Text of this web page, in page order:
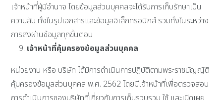
เจ้าหน้าที่ผู้มีอำนาจ โดยข้อมูลส่วนบุคคลจะได้รับการเก็บรักษาเป็น
ความลับ ทั้งในรูปเอกสารและข้อมูลอิเล็กทรอนิกส์ รวมทั้งในระหว่าง
การส่งผ่านข้อมูลทุกขั้นตอน
เจ้าหน้าที่คุ้มครองข้อมูลส่วนบุคคล
หน่วยงาน หรือ บริษัท ได้มีการดำเนินการปฏิบัติตามพระราชบัญญัติ
คุ้มครองข้อมูลส่วนบุคคล พ.ศ. 2562 โดยมีเจ้าหน้าที่เพื่อตรวจสอบ